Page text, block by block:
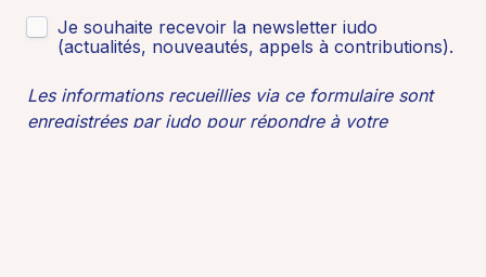
Untitled checkboxes field
Je souhaite recevoir la newsletter iudo
(actualités, nouveautés, appels à contributions).
Les informations recueillies via ce formulaire sont
enregistrées par iudo pour répondre à votre